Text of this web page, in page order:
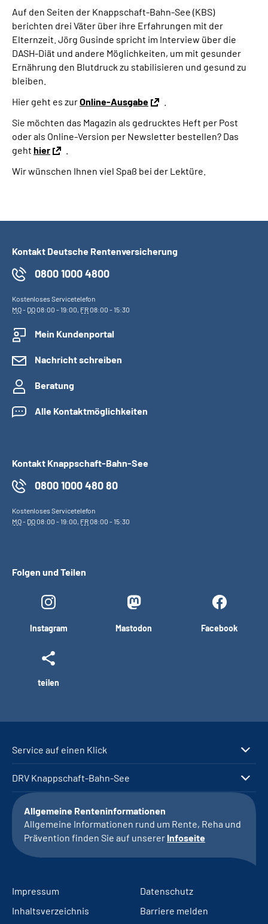
Mein Kundenportal
Auf den Seiten der Knappschaft-Bahn-See (KBS)
berichten drei Väter über ihre Erfahrungen mit der
Elternzeit. Jörg Gusinde spricht im Interview über die
DASH-Diät und andere Möglichkeiten, um mit gesunder
Ernährung den Blutdruck zu stabilisieren und gesund zu
bleiben.
Hier geht es zurOnline-Ausgabe
Sie möchten das Magazin als gedrucktes Heft per Post
oder als Online-Version per Newsletter bestellen? Das
geht hier
Wir wünschen Ihnen viel Spaß bei der Lektüre.
Kontakt Deutsche Rentenversicherung
0800 1000 4800
Kostenloses Servicetelefon
MO- DO08:00 - 19:00, FR08:00 - 15:30
Mein Kundenportal
Nachricht schreiben
Beratung
Alle Kontaktmöglichkeiten
Kontakt Knappschaft-Bahn-See
0800 1000 480 80
Kostenloses Servicetelefon
MO- DO08:00 - 19:00, FR08:00 - 15:30
Folgen und Teilen
Instagram Mastodon Facebook
teilen
Service auf einen Klick
DRV Knappschaft-Bahn-See
Allgemeine Renteninformationen
Allgemeine Informationen rund um Rente, Reha und
Prävention finden Sie auf unserer Infoseite
Impressum
Datenschutz
Inhaltsverzeichnis
Barriere melden